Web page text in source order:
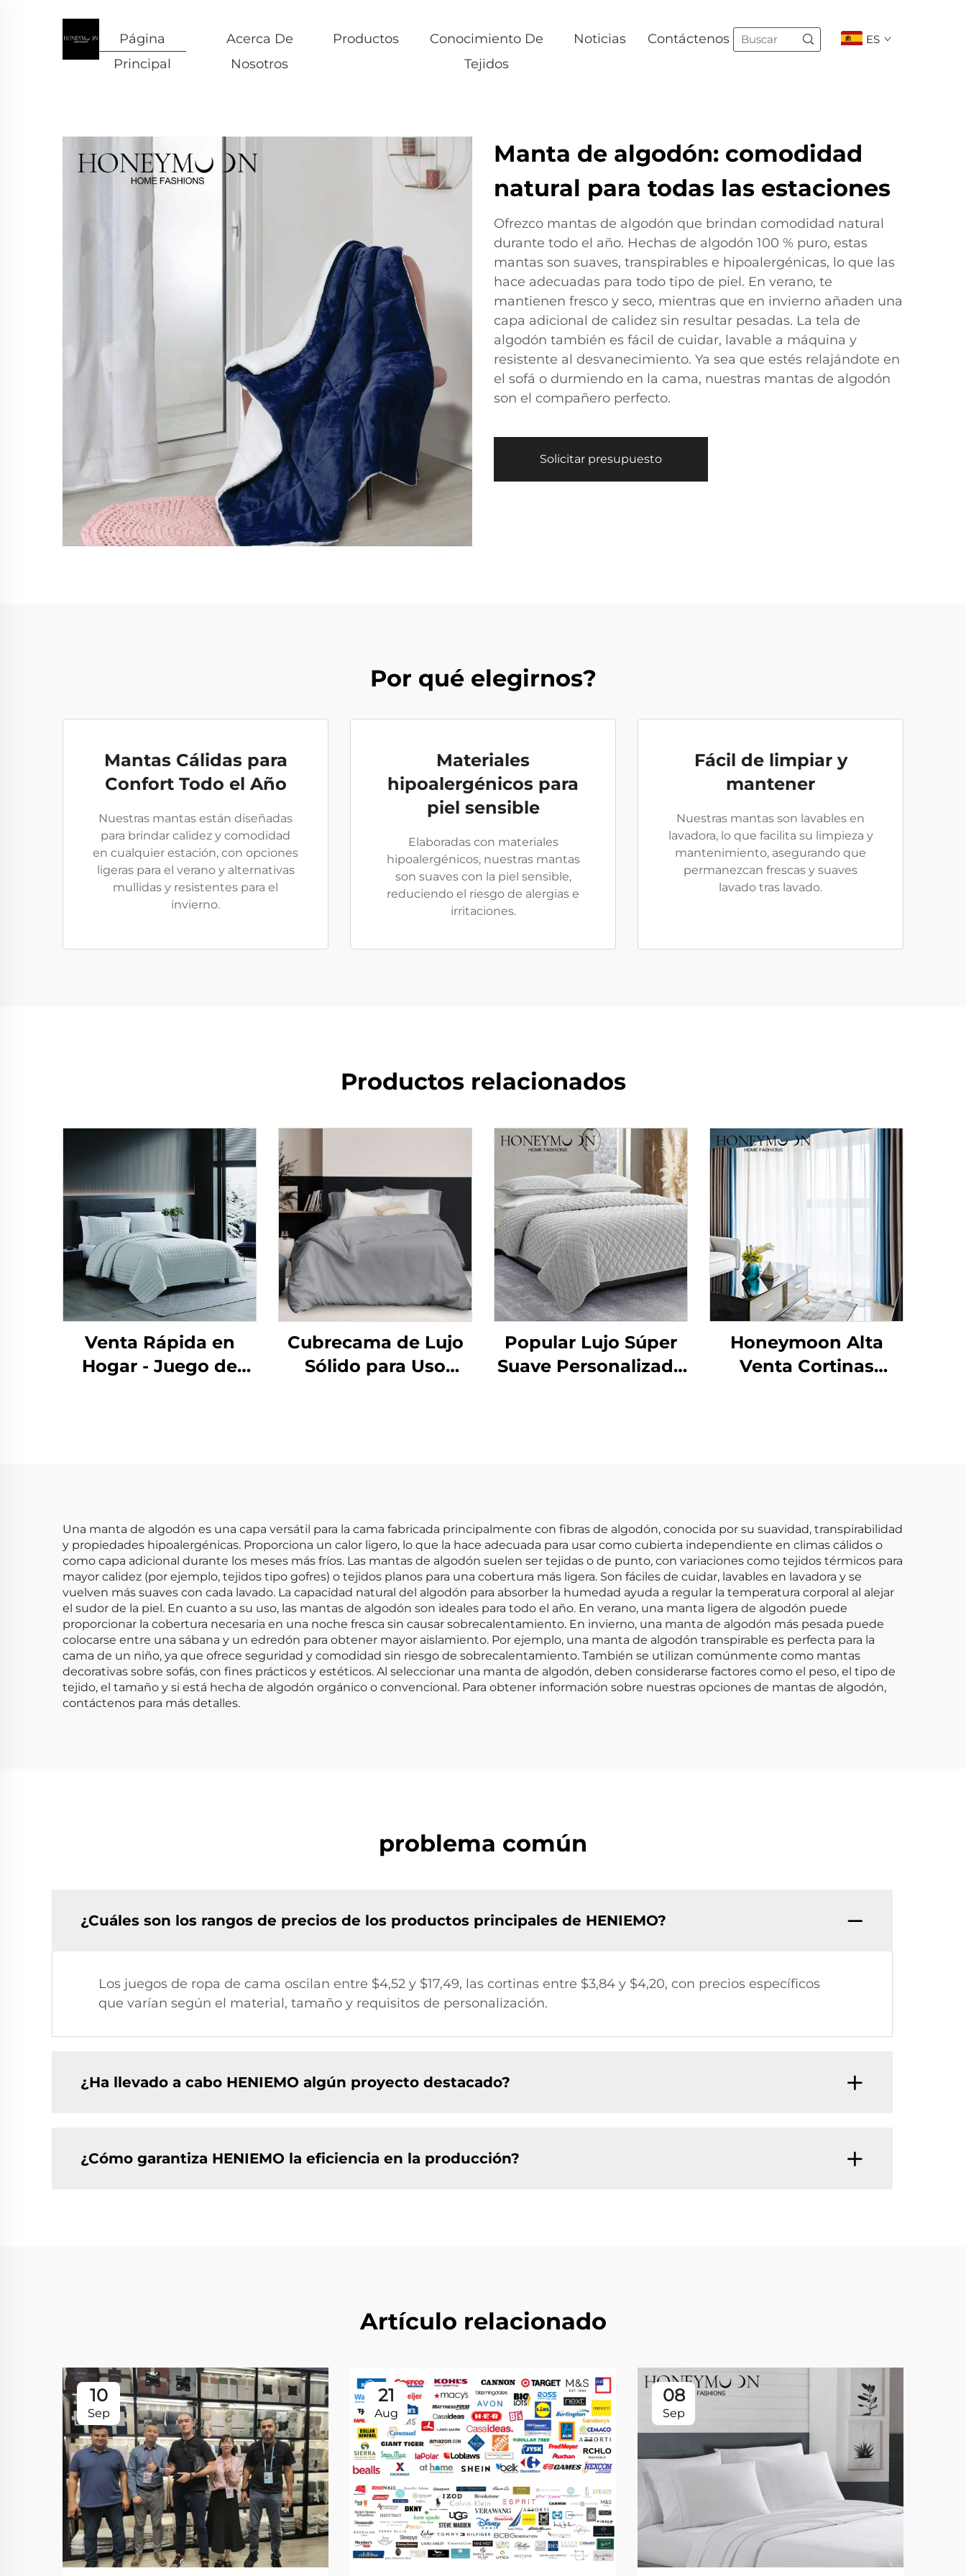
Página
Principal
Acerca De
Nosotros
Productos
Conocimiento De
Tejidos
Noticias Contáctenos ES
Manta de algodón: comodidad
natural para todas las estaciones
Ofrezco mantas de algodón que brindan comodidad natural
durante todo el año. Hechas de algodón 100 % puro, estas
mantas son suaves, transpirables e hipoalergénicas, lo que las
hace adecuadas para todo tipo de piel. En verano, te
mantienen fresco y seco, mientras que en invierno añaden una
capa adicional de calidez sin resultar pesadas. La tela de
algodón también es fácil de cuidar, lavable a máquina y
resistente al desvanecimiento. Ya sea que estés relajándote en
el sofá o durmiendo en la cama, nuestras mantas de algodón
son el compañero perfecto.
Solicitar presupuesto
Por qué elegirnos?
Mantas Cálidas para
Confort Todo el Año
Nuestras mantas están diseñadas
para brindar calidez y comodidad
en cualquier estación, con opciones
ligeras para el verano y alternativas
mullidas y resistentes para el
invierno.
Materiales
hipoalergénicos para
piel sensible
Elaboradas con materiales
hipoalergénicos, nuestras mantas
son suaves con la piel sensible,
reduciendo el riesgo de alergias e
irritaciones.
Fácil de limpiar y
mantener
Nuestras mantas son lavables en
lavadora, lo que facilita su limpieza y
mantenimiento, asegurando que
permanezcan frescas y suaves
lavado tras lavado.
Productos relacionados
Venta Rápida en
Hogar - Juego de
Cubrecama de Lujo
Sólido para Uso
Popular Lujo Súper
Suave Personalizado
Honeymoon Alta
Venta Cortinas
Una manta de algodón es una capa versátil para la cama fabricada principalmente con fibras de algodón, conocida por su suavidad, transpirabilidad
y propiedades hipoalergénicas. Proporciona un calor ligero, lo que la hace adecuada para usar como cubierta independiente en climas cálidos o
como capa adicional durante los meses más fríos. Las mantas de algodón suelen ser tejidas o de punto, con variaciones como tejidos térmicos para
mayor calidez (por ejemplo, tejidos tipo gofres) o tejidos planos para una cobertura más ligera. Son fáciles de cuidar, lavables en lavadora y se
vuelven más suaves con cada lavado. La capacidad natural del algodón para absorber la humedad ayuda a regular la temperatura corporal al alejar
el sudor de la piel. En cuanto a su uso, las mantas de algodón son ideales para todo el año. En verano, una manta ligera de algodón puede
proporcionar la cobertura necesaria en una noche fresca sin causar sobrecalentamiento. En invierno, una manta de algodón más pesada puede
colocarse entre una sábana y un edredón para obtener mayor aislamiento. Por ejemplo, una manta de algodón transpirable es perfecta para la
cama de un niño, ya que ofrece seguridad y comodidad sin riesgo de sobrecalentamiento. También se utilizan comúnmente como mantas
decorativas sobre sofás, con fines prácticos y estéticos. Al seleccionar una manta de algodón, deben considerarse factores como el peso, el tipo de
tejido, el tamaño y si está hecha de algodón orgánico o convencional. Para obtener información sobre nuestras opciones de mantas de algodón,
contáctenos para más detalles.
problema común
¿Cuáles son los rangos de precios de los productos principales de HENIEMO?
Los juegos de ropa de cama oscilan entre $4,52 y $17,49, las cortinas entre $3,84 y $4,20, con precios específicos
que varían según el material, tamaño y requisitos de personalización.
¿Ha llevado a cabo HENIEMO algún proyecto destacado?
¿Cómo garantiza HENIEMO la eficiencia en la producción?
Artículo relacionado
10
Sep
21
Aug
08
Sep